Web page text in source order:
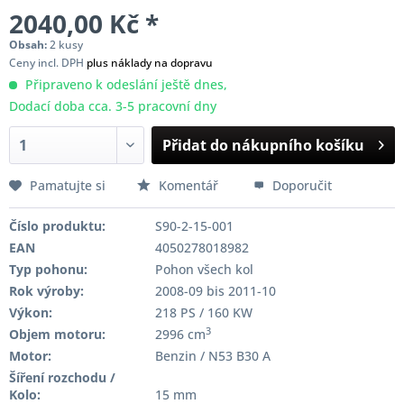
2040,00 Kč *
Obsah:2 kusy
Ceny incl. DPH plus náklady na dopravu
Připraveno k odeslání ještě dnes,
Dodací doba cca. 3-5 pracovní dny
Přidat do nákupního košíku
Pamatujte si Komentář Doporučit
Číslo produktu:
S90-2-15-001
EAN
4050278018982
Typ pohonu:
Pohon všech kol
Rok výroby:
2008-09 bis 2011-10
Výkon:
218 PS / 160 KW
Objem motoru:
2996 cm3
Motor:
Benzin / N53 B30 A
Šíření rozchodu /
Kolo:
15 mm